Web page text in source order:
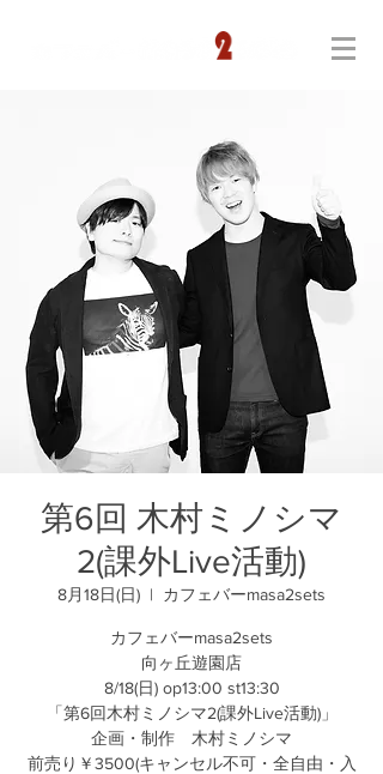
第6回 木村ミノシマ
2(課外Live活動)
8月18日(日)
  |
カフェバーmasa2sets
カフェバーmasa2sets
向ヶ丘遊園店
8/18(日) op13:00 st13:30
「第6回木村ミノシマ2(課外Live活動)」
企画・制作 木村ミノシマ
前売り￥3500(キャンセル不可・全自由・入